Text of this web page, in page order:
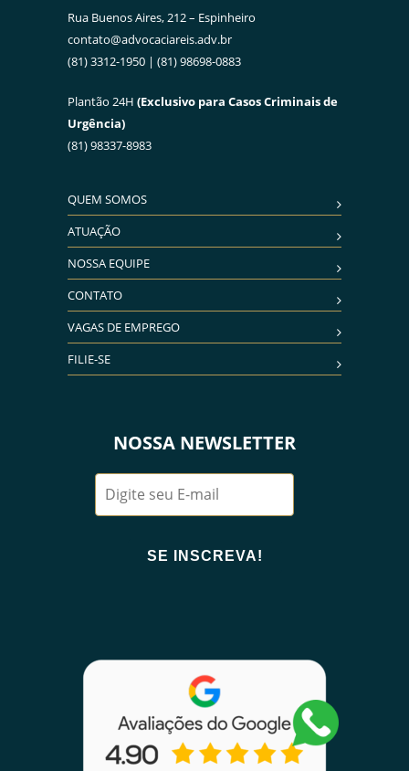
Rua Buenos Aires, 212 – Espinheiro
contato@advocaciareis.adv.br
(81) 3312-1950 | (81) 98698-0883
Plantão 24H (Exclusivo para Casos Criminais de
Urgência)
(81) 98337-8983
QUEM SOMOS
ATUAÇÃO
NOSSA EQUIPE
CONTATO
VAGAS DE EMPREGO
FILIE-SE
NOSSA NEWSLETTER